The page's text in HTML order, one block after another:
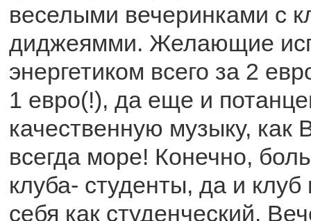
веселыми вечеринками с
диджеямми. Желающие
энергетиком всего за 2
1 евро(!), да еще и
качественную музыку, как
всегда море! Конечно,
клуба- студенты, да и клуб
себя как студенческий.